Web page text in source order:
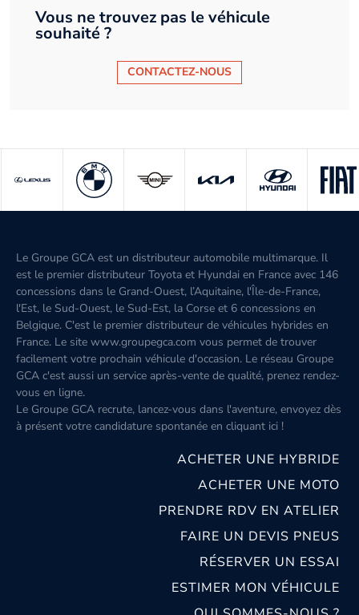
Vous ne trouvez pas le véhicule
souhaité ?
CONTACTEZ-NOUS
Le Groupe GCA est un distributeur automobile multimarque. Il
est le premier distributeur Toyota et Hyundai en France avec 146
concessions dans le Grand-Ouest, l’Aquitaine, l'Île-de-France,
l'Est, le Sud-Ouest, le Sud-Est, la Corse et 6 concessions en
Belgique. C'est le premier distributeur de véhicules hybrides en
France. Le site www.groupegca.com vous permet de trouver
facilement votre prochain véhicule d'occasion. Le réseau Groupe
GCA c'est aussi un service après-vente de qualité, prenez rendez-
vous en ligne.
Le Groupe GCA recrute, lancez-vous dans l'aventure, envoyez dès
à présent votre candidature spontanée en cliquant ici !
ACHETER UNE HYBRIDE
ACHETER UNE MOTO
PRENDRE RDV EN ATELIER
FAIRE UN DEVIS PNEUS
RÉSERVER UN ESSAI
ESTIMER MON VÉHICULE